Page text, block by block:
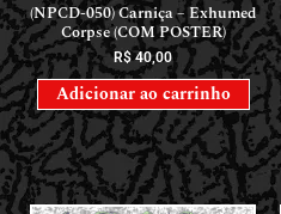
(NPCD-050) Carniça – Exhumed
Corpse (COM POSTER)
R$40,00
Adicionar ao carrinho